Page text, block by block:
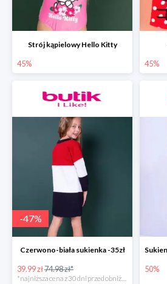
Strój kąpielowy Hello Kitty
45% 45%
-47%
Czerwono-biała sukienka -35zł
39.99 zł74.98 zł*
*najniższa cena z 30 dni przed obniżką
50%